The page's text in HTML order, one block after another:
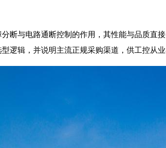
断与电路通断控制的作用，其性能与品质直
逻辑，并说明主流正规采购渠道，供工控从业